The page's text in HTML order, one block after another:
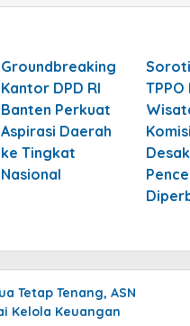
Groundbreaking
Kantor DPD RI
Banten Perkuat
Aspirasi Daerah
ke Tingkat
Nasional
Tetap Tenang, ASN
Kelola Keuangan